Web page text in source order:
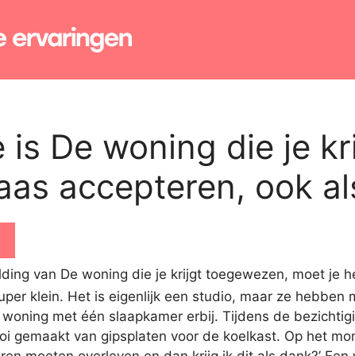
is De woning die je
accepteren, ook
klein. Het is eigenlijk een studio, maar ze
met één slaapkamer erbij. Tijdens de
gemaakt van gipsplaten voor de koelkast. Op het